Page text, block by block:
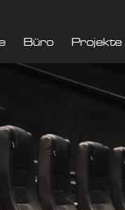
Büro Projekte